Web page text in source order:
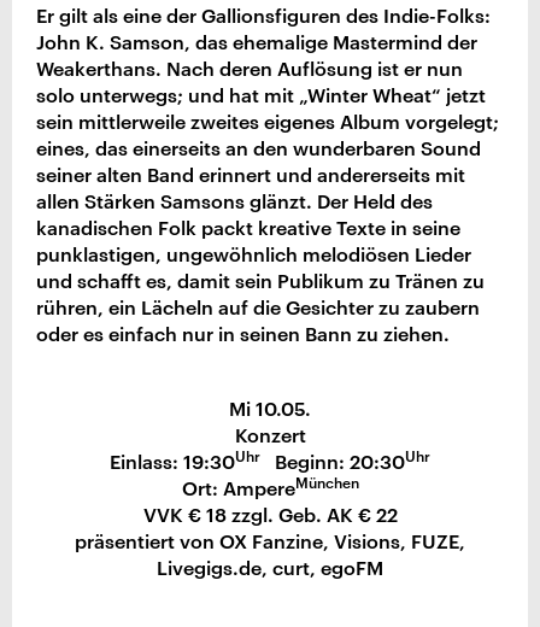
Er gilt als eine der Gallionsfiguren des Indie-Folks:
John K. Samson, das ehemalige Mastermind der
Weakerthans. Nach deren Auflösung ist er nun
solo unterwegs; und hat mit „Winter Wheat“ jetzt
sein mittlerweile zweites eigenes Album vorgelegt;
eines, das einerseits an den wunderbaren Sound
seiner alten Band erinnert und andererseits mit
allen Stärken Samsons glänzt. Der Held des
kanadischen Folk packt kreative Texte in seine
punklastigen, ungewöhnlich melodiösen Lieder
und schafft es, damit sein Publikum zu Tränen zu
rühren, ein Lächeln auf die Gesichter zu zaubern
oder es einfach nur in seinen Bann zu ziehen.
Mi 10.05.
Konzert
Einlass: 19:30Uhr Beginn: 20:30Uhr
Ort: AmpereMünchen
VVK € 18 zzgl. Geb. AK € 22
präsentiert von OX Fanzine, Visions, FUZE,
Livegigs.de, curt, egoFM